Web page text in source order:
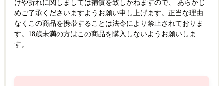
けや折れに関しましては補償を致しかねますので、 あらかじ
めご了承くださいますようお願い申し上げます。 正当な理由
なくこの商品を携帯することは法令により禁止されておりま
す。 18歳未満の方はこの商品を購入しないようお願いしま
す。